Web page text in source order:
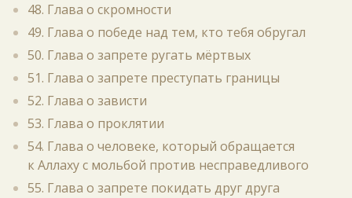
48. Глава о скромности
49. Глава о победе над тем, кто тебя обругал
50. Глава о запрете ругать мёртвых
51. Глава о запрете преступать границы
52. Глава о зависти
53. Глава о проклятии
54. Глава о человеке, который обращается
к Аллаху с мольбой против несправедливого
55. Глава о запрете покидать друг друга